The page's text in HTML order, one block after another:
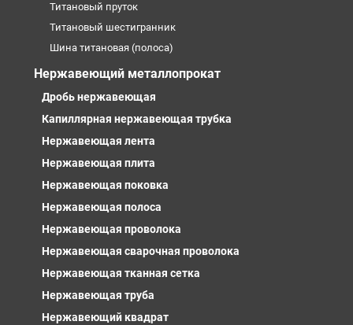
Титановый пруток
Титановый шестигранник
Шина титановая (полоса)
Нержавеющий металлопрокат
Дробь нержавеющая
Капиллярная нержавеющая трубка
Нержавеющая лента
Нержавеющая плита
Нержавеющая поковка
Нержавеющая полоса
Нержавеющая проволока
Нержавеющая сварочная проволока
Нержавеющая тканная сетка
Нержавеющая труба
Нержавеющий квадрат